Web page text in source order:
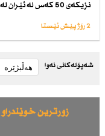
نزیكەی 50 كەس لە ئێران لە سێدارە دراون
2 رۆژ پێش ئێستا
شەپۆلەکانی نەوا
زۆرترین خوێندراو